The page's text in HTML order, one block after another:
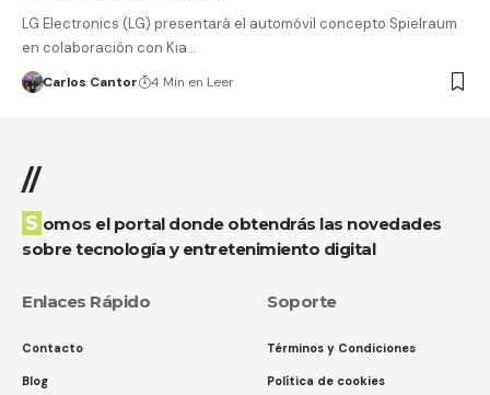
LG Electronics (LG) presentará el automóvil concepto Spielraum
en colaboración con Kia…
Carlos Cantor 4 Min en Leer
//
Somos el portal donde obtendrás las novedades
sobre tecnología y entretenimiento digital
Enlaces Rápido
Contacto
Blog
Soporte
Términos y Condiciones
Política de cookies